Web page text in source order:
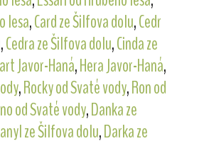
lesa,Card ze Šilfova dolu,Cedr
,Cedra ze Šilfova dolu,Cinda ze
Javor-Haná,Hera Javor-Haná,
,Rocky od Svaté vody,Ron od
od Svaté vody,Danka ze
ze Šilfova dolu,Darka ze